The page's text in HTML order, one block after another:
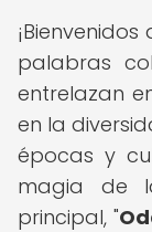
palabras
entrelazan
en la
épocas y
magia de
principal, "